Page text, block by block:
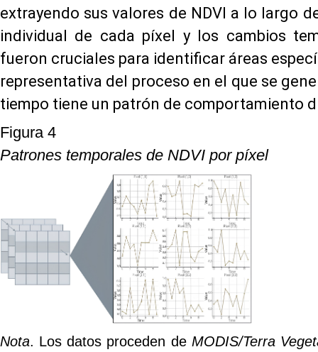
extrayendo sus valores de NDVI a lo largo
individual de cada píxel y los cambios
fueron cruciales para identificar áreas
representativa del proceso en el que se
tiempo tiene un patrón de comportamiento
Figura 4
Patrones temporales de NDVI por píxel
Nota. Los datos proceden de MODIS/Terra